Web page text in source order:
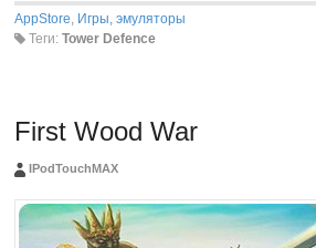
AppStore Игры, эмуляторы
Теги: Tower Defence
First Wood War
IPodTouchMAX